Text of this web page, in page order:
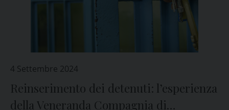
4 Settembre 2024
Reinserimento dei detenuti: l’esperienza
della Veneranda Compagnia di